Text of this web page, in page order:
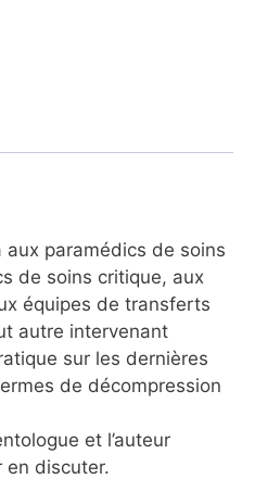
paramédics de soins
de soins critique, aux
équipes de transferts
autre intervenant
sur les dernières
de décompression
et l’auteur
en discuter.